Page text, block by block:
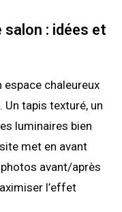
salon : idées et
espace chaleureux
tapis texturé, un
luminaires bien
met en avant
avant/après
l’effet